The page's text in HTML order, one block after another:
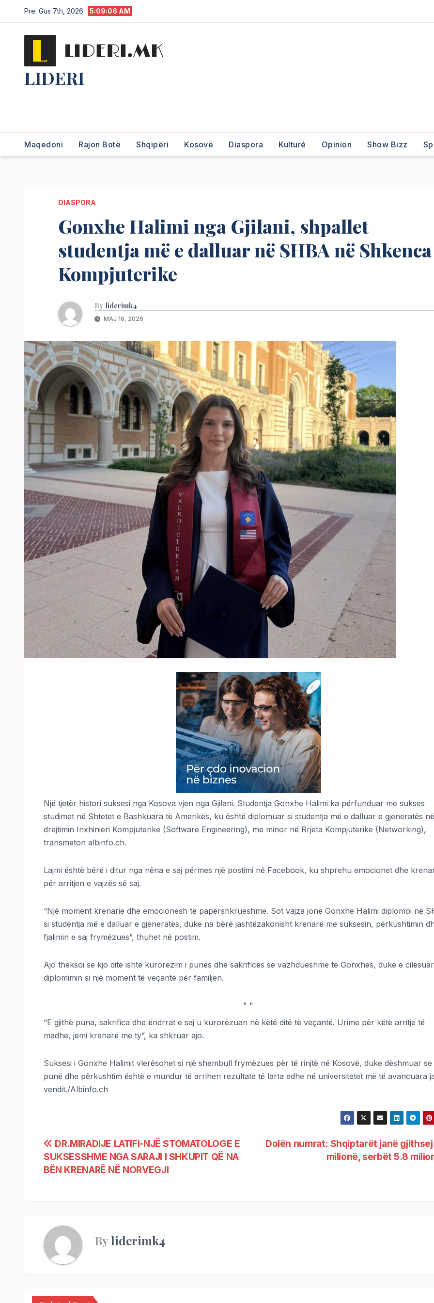
Pre. Gus 7th, 2026 5:09:07 AM
LIDERI
Maqedoni Rajon Botë Shqipëri Kosovë Diaspora Kulturé Opinion Show Bizz
DIASPORA
Gonxhe Halimi nga Gjilani, shpallet
studentja më e dalluar në SHBA në Shkenca
Kompjuterike
By liderimk4
MAJ 16, 2026
Një tjetër histori suksesi nga Kosova vjen nga Gjilani. Studentja Gonxhe Halimi ka përfunduar me sukses
studimet në Shtetet e Bashkuara të Amerikës, ku është diplomuar si studentja më e dalluar e gjeneratës në
drejtimin Inxhinieri Kompjuterike (Software Engineering), me minor në Rrjeta Kompjuterike (Networking),
transmeton albinfo.ch.
Lajmi është bërë i ditur nga nëna e saj përmes një postimi në Facebook, ku shprehu emocionet dhe
për arritjen e vajzës së saj.
“Një moment krenarie dhe emocionesh të papërshkrueshme. Sot vajza jonë Gonxhe Halimi diplomoi në
si studentja më e dalluar e gjeneratës, duke na bërë jashtëzakonisht krenarë me suksesin, përkushtimin
fjalimin e saj frymëzues”, thuhet në postim.
Ajo theksoi se kjo ditë ishte kurorëzim i punës dhe sakrificës së vazhdueshme të Gonxhes, duke e cilësuar
diplomimin si një moment të veçantë për familjen.
" "
“E gjithë puna, sakrifica dhe ëndrrat e saj u kurorëzuan në këtë ditë të veçantë. Urime për këtë arritje të
madhe, jemi krenarë me ty”, ka shkruar ajo.
Suksesi i Gonxhe Halimit vlerësohet si një shembull frymëzues për të rinjtë në Kosovë, duke dëshmuar se
punë dhe përkushtim është e mundur të arrihen rezultate të larta edhe në universitetet më të avancuara
vendit./Albinfo.ch
Dolën numrat: Shqiptarët janë gjithsej
milionë, serbët 5.8
DR.MIRADIJE LATIFI-NJË STOMATOLOGE E
SUKSESSHME NGA SARAJI I SHKUPIT QË NA
BËN KRENARË NË NORVEGJI
Byliderimk4